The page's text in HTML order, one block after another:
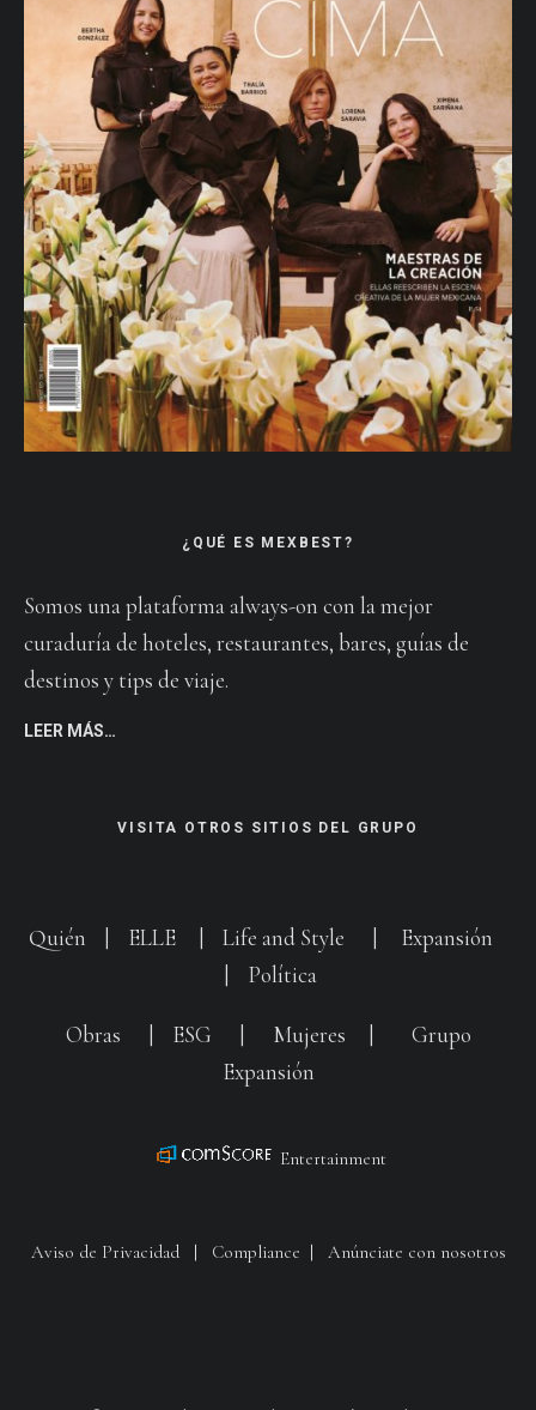
¿QUÉ ES MEXBEST?
Somos una plataforma always-on con la mejor
curaduría de hoteles, restaurantes, bares, guías de
destinos y tips de viaje.
LEER MÁS…
VISITA OTROS SITIOS DEL GRUPO
Quién ELLE Life and Style
Expansión
Política
Obras ESG Mujeres
Grupo
Expansión
Entertainment
Aviso de Privacidad| Compliance | Anúnciate con nosotros